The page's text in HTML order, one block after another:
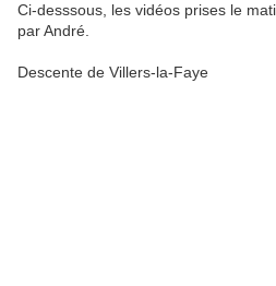
Ci-desssous, les vidéos prises le
par André.
Descente de Villers-la-Faye